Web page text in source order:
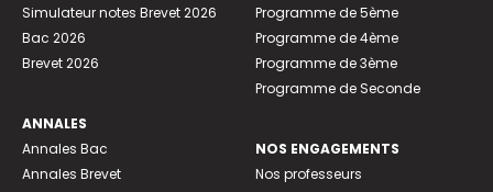
Simulateur notes Brevet 2026
Bac 2026
Brevet 2026
ANNALES
Annales Bac
Annales Brevet
Programme de 5ème
Programme de 4ème
Programme de 3ème
Programme de Seconde
NOS ENGAGEMENTS
Nos professeurs